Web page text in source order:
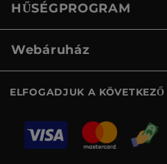
HŰSÉGPROGRAM
Webáruház
ELFOGADJUK A